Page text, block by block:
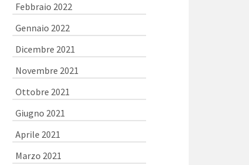
Febbraio 2022
Gennaio 2022
Dicembre 2021
Novembre 2021
Ottobre 2021
Giugno 2021
Aprile 2021
Marzo 2021